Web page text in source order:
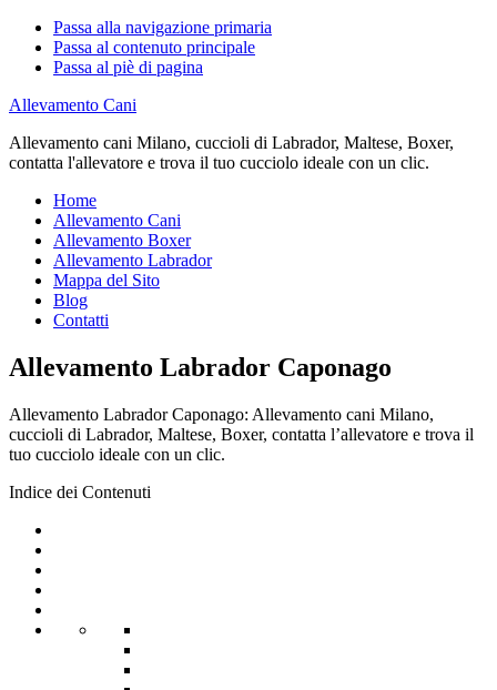
Passa alla navigazione primaria
Passa al contenuto principale
Passa al piè di pagina
Allevamento Cani
Allevamento cani Milano, cuccioli di Labrador, Maltese, Boxer,
contatta l'allevatore e trova il tuo cucciolo ideale con un clic.
Home
Allevamento Cani
Allevamento Boxer
Allevamento Labrador
Mappa del Sito
Blog
Contatti
Allevamento Labrador Caponago
Allevamento Labrador Caponago: Allevamento cani Milano,
cuccioli di Labrador, Maltese, Boxer, contatta l’allevatore e trova il
tuo cucciolo ideale con un clic.
Indice dei Contenuti